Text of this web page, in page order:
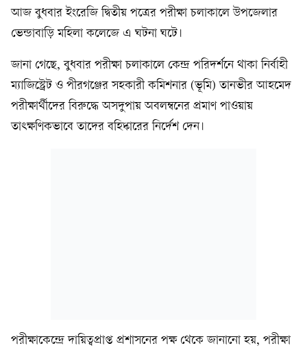
আজ বুধবার ইংরেজি দ্বিতীয় পত্রের পরীক্ষা চলাকালে উপজেলার
ভেন্ডাবাড়ি মহিলা কলেজে এ ঘটনা ঘটে।
জানা গেছে, বুধবার পরীক্ষা চলাকালে কেন্দ্র পরিদর্শনে থাকা নির্বাহী
ম্যাজিস্ট্রেট ও পীরগঞ্জের সহকারী কমিশনার (ভূমি) তানভীর আহমেদ
পরীক্ষার্থীদের বিরুদ্ধে অসদুপায় অবলম্বনের প্রমাণ পাওয়ায়
তাৎক্ষণিকভাবে তাদের বহিষ্কারের নির্দেশ দেন।
পরীক্ষাকেন্দ্রে দায়িত্বপ্রাপ্ত প্রশাসনের পক্ষ থেকে জানানো হয়, পরীক্ষা